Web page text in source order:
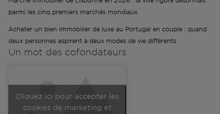
parmi les cinq premiers marchés mondiaux
Acheter un bien immobilier de luxe au Portugal en couple : quand
deux personnes aspirent à deux modes de vie différents
Un mot des cofondateurs
Cliquez ici pour accepter les
cookies de marketing et